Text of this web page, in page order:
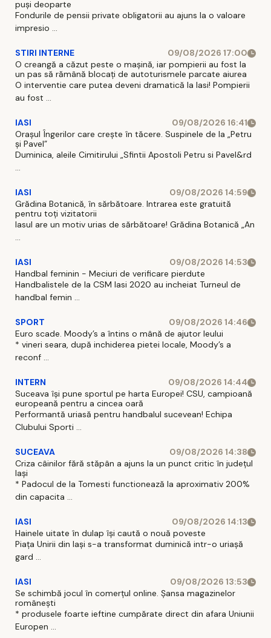
puși deoparte
Fondurile de pensii private obligatorii au ajuns la o valoare
impresio ...
STIRI INTERNE
09/08/2026 17:00
O creangă a căzut peste o mașină, iar pompierii au fost la
un pas să rămână blocați de autoturismele parcate aiurea
O interventie care putea deveni dramatică la Iasi! Pompierii
au fost ...
IASI
09/08/2026 16:41
Orașul Îngerilor care crește în tăcere. Suspinele de la „Petru
și Pavel”
Duminica, aleile Cimitirului „Sfintii Apostoli Petru si Pavel&rd
...
IASI
09/08/2026 14:59
Grădina Botanică, în sărbătoare. Intrarea este gratuită
pentru toți vizitatorii
Iasul are un motiv urias de sărbătoare! Grădina Botanică „An
...
IASI
09/08/2026 14:53
Handbal feminin - Meciuri de verificare pierdute
Handbalistele de la CSM Iasi 2020 au incheiat Turneul de
handbal femin ...
SPORT
09/08/2026 14:46
Euro scade. Moody’s a întins o mână de ajutor leului
* vineri seara, după inchiderea pietei locale, Moody’s a
reconf ...
INTERN
09/08/2026 14:44
Suceava își pune sportul pe harta Europei! CSU, campioană
europeană pentru a cincea oară
Performantă uriasă pentru handbalul sucevean! Echipa
Clubului Sporti ...
SUCEAVA
09/08/2026 14:38
Criza câinilor fără stăpân a ajuns la un punct critic în județul
Iași
* Padocul de la Tomesti functionează la aproximativ 200%
din capacita ...
IASI
09/08/2026 14:13
Hainele uitate în dulap îşi caută o nouă poveste
Piaţa Unirii din Iaşi s-a transformat duminică intr-o uriaşă
gard ...
IASI
09/08/2026 13:53
Se schimbă jocul în comerțul online. Șansa magazinelor
românești
* produsele foarte ieftine cumpărate direct din afara Uniunii
Europen ...